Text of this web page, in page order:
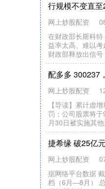
;
“
顺阳网
01-14
(
)
配资开户
01-24